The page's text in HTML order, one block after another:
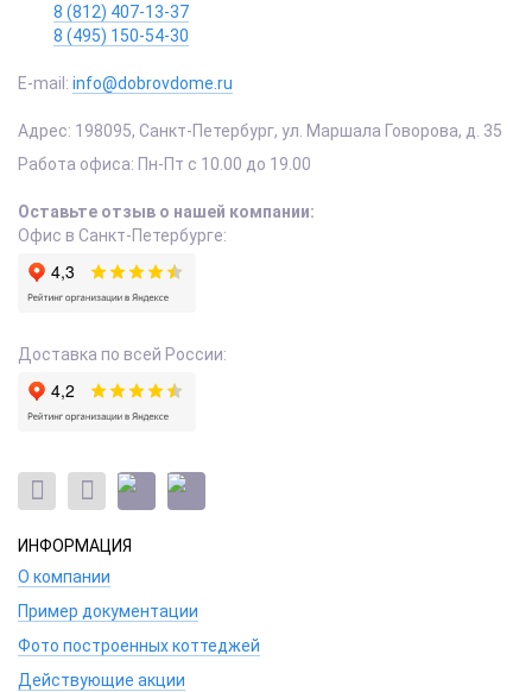
8 (812) 407-13-37
8 (495) 150-54-30
E-mail: info@dobrovdome.ru
Адрес: 198095, Санкт-Петербург, ул. Маршала Говорова, д. 35
Работа офиса: Пн-Пт с 10.00 до 19.00
Оставьте отзыв о нашей компании:
Офис в Санкт-Петербурге:
Доставка по всей России:
ИНФОРМАЦИЯ
О компании
Пример документации
Фото построенных коттеджей
Действующие акции